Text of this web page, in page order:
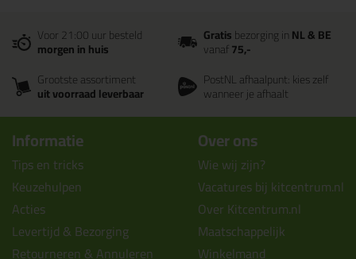
Voor 21:00 uur besteld
morgen in huis
Gratisbezorging inNL & BE
vanaf75,-
Grootste assortiment
uit voorraad leverbaar
PostNL afhaalpunt: kies zelf
wanneer je afhaalt
Informatie
Tips en tricks
Keuzehulpen
Acties
Levertijd & Bezorging
Retourneren & Annuleren
Over ons
Wie wij zijn?
Vacatures bij kitcentrum.nl
Over Kitcentrum.nl
Maatschappelijk
Winkelmand